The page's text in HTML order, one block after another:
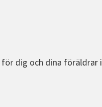
dig och dina föräldrar